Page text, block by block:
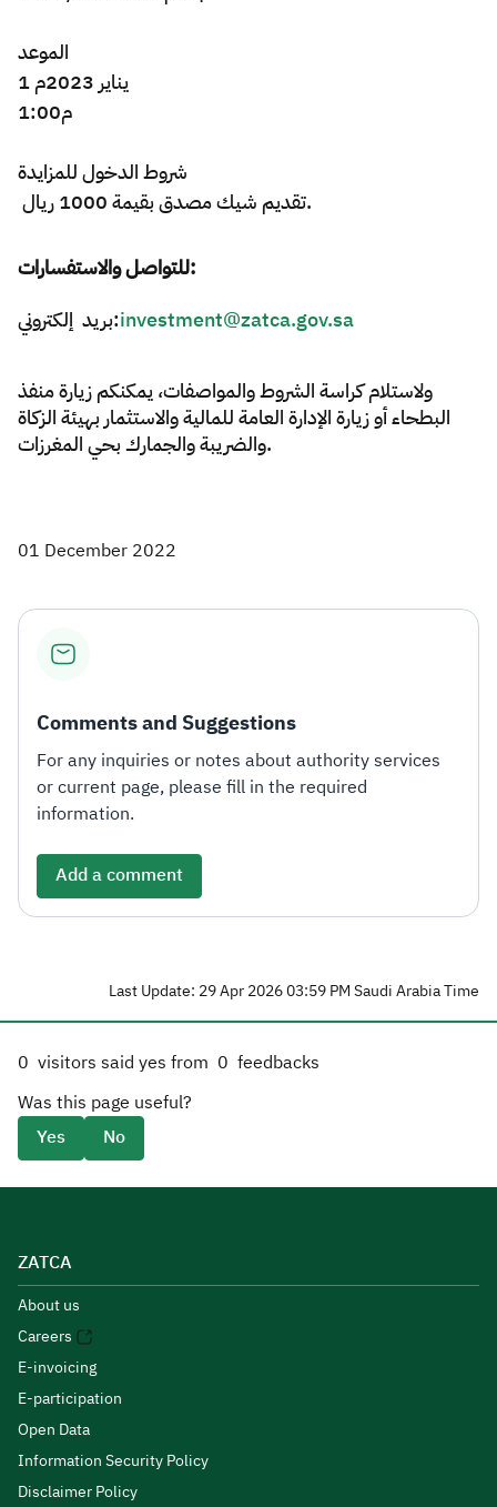
الموعد
1 يناير 2023م
1:00م
شروطالدخولللمزايدة
تقديم شيك مصدق بقيمة 1000 ريال.
للتواصل والاستفسارات:
بريد إلكتروني:investment@zatca.gov.sa
ولاستلام كراسة الشروط والمواصفات، يمكنكم زيارة منفذ
البطحاء أو زيارة الإدارة العامة للمالية والاستثمار بهيئة الزكاة
والضريبة والجمارك بحي المغرزات.
01 December 2022
Comments and Suggestions
For any inquiries or notes about authority services
or current page, please fill in the required
information.
Add a comment
Last Update: 29 Apr 2026 03:59 PM Saudi Arabia Time
0 visitors said yes from 0 feedbacks
Was this page useful?
Yes
No
ZATCA
About us
Careers
E-invoicing
E-participation
Open Data
Information Security Policy
Disclaimer Policy